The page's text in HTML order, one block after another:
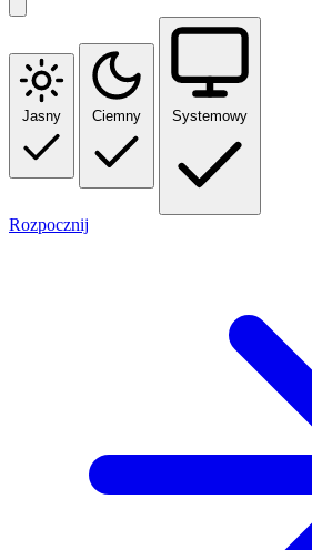
Jasny Ciemny Systemowy
Rozpocznij